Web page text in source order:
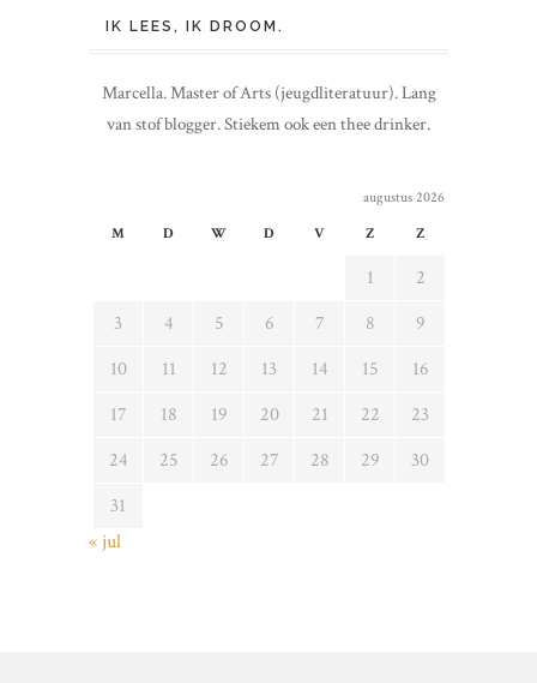
IK LEES, IK DROOM.
Marcella. Master of Arts (jeugdliteratuur). Lang
van stof blogger. Stiekem ook een thee drinker.
augustus 2026
M
D W D V Z Z
1
2
3
4 5 6 7 8
9
10
11 12 13 14 15
16
17
18 19 20 21 22
23
24
25 26 27 28 29
30
31
« jul